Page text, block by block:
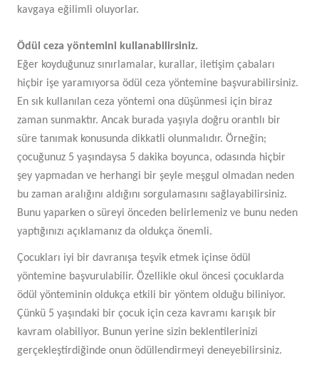
kavgaya eğilimli oluyorlar.
Ödül ceza yöntemini kullanabilirsiniz.
Eğer koyduğunuz sınırlamalar, kurallar, iletişim çabaları
hiçbir işe yaramıyorsa ödül ceza yöntemine başvurabilirsiniz.
En sık kullanılan ceza yöntemi ona düşünmesi için biraz
zaman sunmaktır. Ancak burada yaşıyla doğru orantılı bir
süre tanımak konusunda dikkatli olunmalıdır. Örneğin;
çocuğunuz 5 yaşındaysa 5 dakika boyunca, odasında hiçbir
şey yapmadan ve herhangi bir şeyle meşgul olmadan neden
bu zaman aralığını aldığını sorgulamasını sağlayabilirsiniz.
Bunu yaparken o süreyi önceden belirlemeniz ve bunu neden
yaptığınızı açıklamanız da oldukça önemli.
Çocukları iyi bir davranışa teşvik etmek içinse ödül
yöntemine başvurulabilir. Özellikle okul öncesi çocuklarda
ödül yönteminin oldukça etkili bir yöntem olduğu biliniyor.
Çünkü 5 yaşındaki bir çocuk için ceza kavramı karışık bir
kavram olabiliyor. Bunun yerine sizin beklentilerinizi
gerçekleştirdiğinde onun ödüllendirmeyi deneyebilirsiniz.